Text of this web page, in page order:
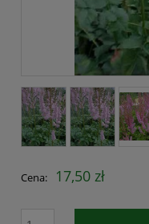
Cena: 17,50 zł